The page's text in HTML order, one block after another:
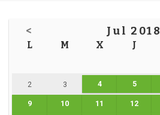
< Jul 2018
L M X J
2 3 4 5
9 10 11 12